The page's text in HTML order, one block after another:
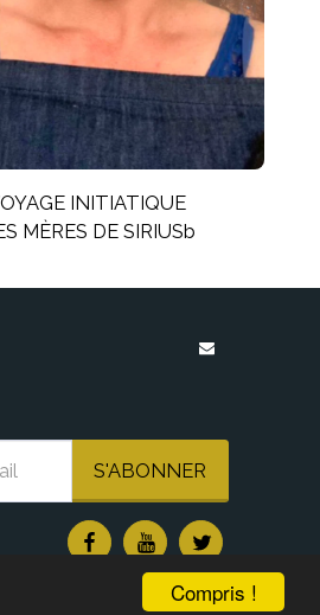
Compris !
MÈRES DE SIRIUSb
S'ABONNER